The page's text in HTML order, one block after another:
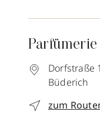
Parfümerie
Dorfstraße
Büderich
zum